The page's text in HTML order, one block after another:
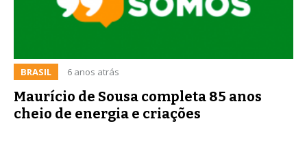
BRASIL 6 anos atrás
Maurício de Sousa completa 85 anos
cheio de energia e criações